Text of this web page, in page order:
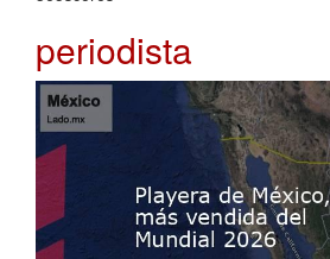
periodista